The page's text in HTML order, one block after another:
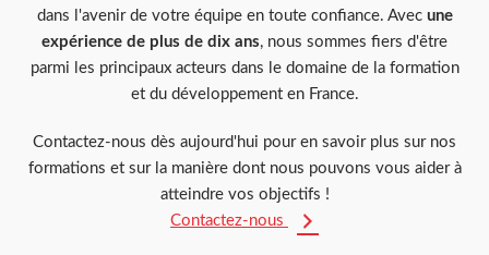
dans l'avenir de votre équipe en toute confiance. Avec une
expérience de plus de dix ans, nous sommes fiers d'être
parmi les principaux acteurs dans le domaine de la formation
et du développement en France.
Contactez-nous dès aujourd'hui pour en savoir plus sur nos
formations et sur la manière dont nous pouvons vous aider à
atteindre vos objectifs !
Contactez-nous